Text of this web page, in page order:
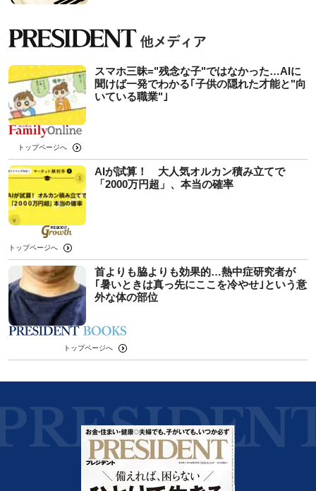
スマホ三昧="残念な子"ではなかった…AIに
聞けば一発でわかる｢子供の隠れた才能と"向
いている職業"｣
トップページへ
AIが試算！ 大人気オルカン積み立てで
「2000万円超」、本当の確率
トップページへ
首よりも脇よりも効果的…熱中症研究者が
｢暑いときは真っ先にここを冷やせ｣という意
外な体の部位
トップページへ